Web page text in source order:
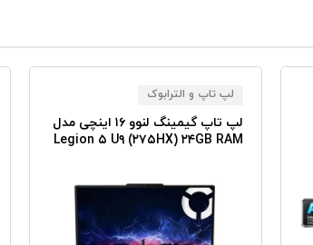
لپ تاپ و الترابوک
لپ تاپ گیمینگ لنوو ۱۶ اینچی مدل
Legion ۵ U۹ (۲۷۵HX) ۲۴GB RAM